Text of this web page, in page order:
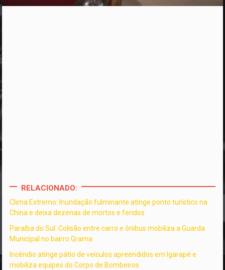
RELACIONADO:
Clima Extremo: Inundação fulminante atinge ponto turístico na
China e deixa dezenas de mortos e feridos
Paraíba do Sul: Colisão entre carro e ônibus mobiliza a Guarda
Municipal no bairro Grama
Incêndio atinge pátio de veículos apreendidos em Igarapé e
mobiliza equipes do Corpo de Bombeiros